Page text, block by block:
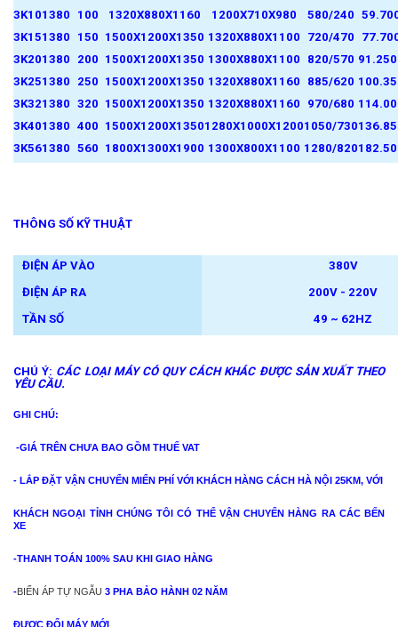
3K101380
100 1320X880X1160 1200X710X980 580/240
3K151380
150 1500X1200X1350 1320X880X1100 720/470
3K201380
200 1500X1200X1350 1300X880X1100 820/570
3K251380
250 1500X1200X1350 1320X880X1160 885/620
3K321380 320 1500X1200X1350 1320X880X1160 970/680
3K401380 400 1500X1200X13501280X1000X12001050/730
3K561380 560 1800X1300X1900 1300X800X1100 1280/820
THÔNG SỐ KỸ THUẬT
ĐIỆN ÁP VÀO
380V
ĐIỆN ÁP RA
200V - 220V
TẦN SỐ
49 ~ 62HZ
CHÚ Ý: CÁC LOẠI MÁY CÓ QUY CÁCH KHÁC ĐƯỢC SẢN XUẤT THEO
YÊU CẦU.
GHI CHÚ:
-GIÁ TRÊN CHƯA BAO GỒM THUẾ VAT
- LẮP ĐẶT VẬN CHUYỂN MIỂN PHÍ VỚI KHÁCH HÀNG CÁCH HÀ NỘI 25KM, VỚI
KHÁCH NGOẠI TỈNH CHÚNG TÔI CÓ THỂ VẬN CHUYỂN HÀNG RA CÁC BẾN
XE
-THANH TOÁN 100% SAU KHI GIAO HÀNG
-BIẾN ÁP TỰ NGẪU 3 PHA BẢO HÀNH 02 NĂM
ĐƯỢC ĐỔI MÁY MỚI